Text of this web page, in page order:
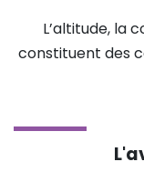
L’altitude, la
constituent des